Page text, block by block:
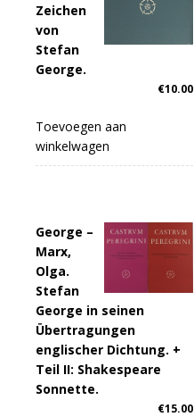
Zeichen
von
Stefan
George.
€10.00
Toevoegen aan
winkelwagen
George –
Marx,
Olga.
Stefan
George in seinen
Übertragungen
englischer Dichtung. +
Teil II: Shakespeare
Sonnette.
€15.00